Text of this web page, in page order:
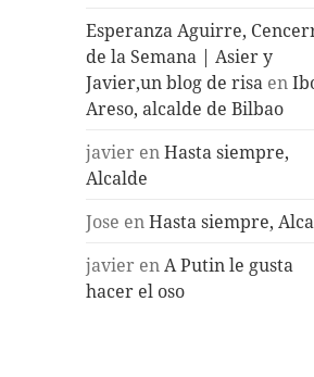
Esperanza Aguirre,
de la Semana | Asier y
Javier,un blog de risa en
Areso, alcalde de Bilbao
javier enHasta siempre,
Alcalde
Jose enHasta siempre,
javier enA Putin le gusta
hacer el oso